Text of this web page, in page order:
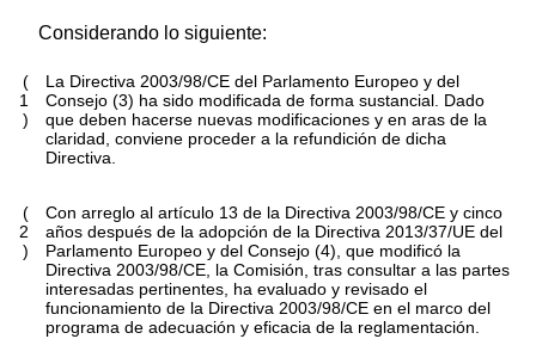
Considerando lo siguiente:
(
1
)
La Directiva 2003/98/CE del Parlamento Europeo y del
Consejo (3) ha sido modificada de forma sustancial. Dado
que deben hacerse nuevas modificaciones y en aras de la
claridad, conviene proceder a la refundición de dicha
Directiva.
(
2
)
Con arreglo al artículo 13 de la Directiva 2003/98/CE y cinco
años después de la adopción de la Directiva 2013/37/UE del
Parlamento Europeo y del Consejo (4), que modificó la
Directiva 2003/98/CE, la Comisión, tras consultar a las partes
interesadas pertinentes, ha evaluado y revisado el
funcionamiento de la Directiva 2003/98/CE en el marco del
programa de adecuación y eficacia de la reglamentación.